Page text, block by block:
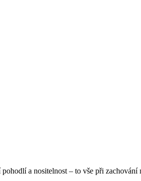
a nositelnost – to vše při zachování